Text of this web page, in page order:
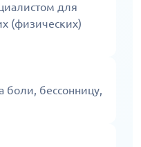
для
(физических)
боли, бессонницу,